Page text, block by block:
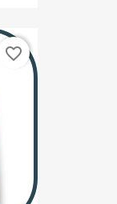
favorite_border